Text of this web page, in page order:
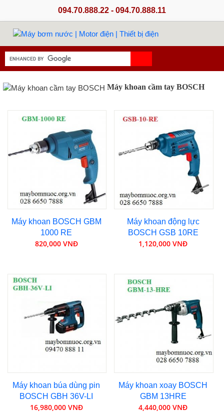
094.70.888.22 - 094.70.888.11
Máy khoan cầm tay BOSCH
Máy khoan BOSCH GBM
1000 RE
820,000 VNĐ
Máy khoan động lực
BOSCH GSB 10RE
1,120,000 VNĐ
Máy khoan búa dùng pin
BOSCH GBH 36V-LI
16,980,000 VNĐ
Máy khoan xoay BOSCH
GBM 13HRE
4,440,000 VNĐ